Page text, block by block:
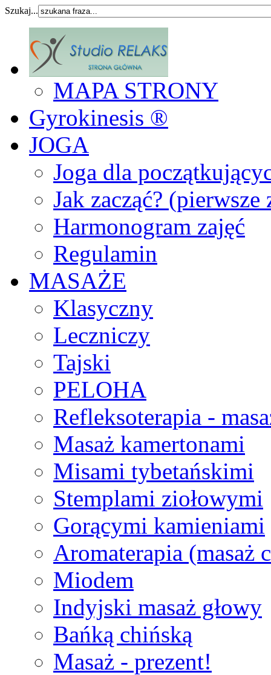
Szukaj...
MAPA STRONY
Gyrokinesis ®
JOGA
Joga dla
Jak zacząć? (pierwsze
Harmonogram zajęć
Regulamin
MASAŻE
Klasyczny
Leczniczy
Tajski
PELOHA
Refleksoterapia -
Masaż kamertonami
Misami tybetańskimi
Stemplami ziołowymi
Gorącymi kamieniami
Aromaterapia (masaż
Miodem
Indyjski masaż głowy
Bańką chińską
Masaż - prezent!